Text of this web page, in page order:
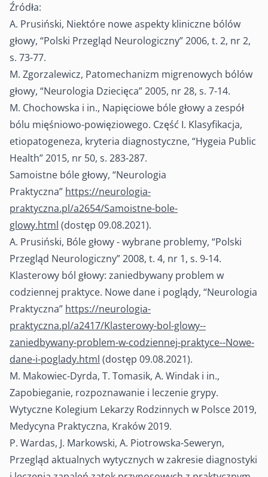
Źródła:
A. Prusiński, Niektóre nowe aspekty kliniczne bólów
głowy, “Polski Przegląd Neurologiczny” 2006, t. 2, nr 2,
s. 73-77.
M. Zgorzalewicz, Patomechanizm migrenowych bólów
głowy, “Neurologia Dziecięca” 2005, nr 28, s. 7-14.
M. Chochowska i in., Napięciowe bóle głowy a zespół
bólu mięśniowo-powięziowego. Część I. Klasyfikacja,
etiopatogeneza, kryteria diagnostyczne, “Hygeia Public
Health” 2015, nr 50, s. 283-287.
Samoistne bóle głowy, “Neurologia
Praktyczna” https://neurologia-
praktyczna.pl/a2654/Samoistne-bole-
glowy.html (dostęp 09.08.2021).
A. Prusiński, Bóle głowy - wybrane problemy, “Polski
Przegląd Neurologiczny” 2008, t. 4, nr 1, s. 9-14.
Klasterowy ból głowy: zaniedbywany problem w
codziennej praktyce. Nowe dane i poglądy, “Neurologia
Praktyczna” https://neurologia-
praktyczna.pl/a2417/Klasterowy-bol-glowy--
zaniedbywany-problem-w-codziennej-praktyce--Nowe-
dane-i-poglady.html (dostęp 09.08.2021).
M. Makowiec-Dyrda, T. Tomasik, A. Windak i in.,
Zapobieganie, rozpoznawanie i leczenie grypy.
Wytyczne Kolegium Lekarzy Rodzinnych w Polsce 2019,
Medycyna Praktyczna, Kraków 2019.
P. Wardas, J. Markowski, A. Piotrowska-Seweryn,
Przegląd aktualnych wytycznych w zakresie diagnostyki